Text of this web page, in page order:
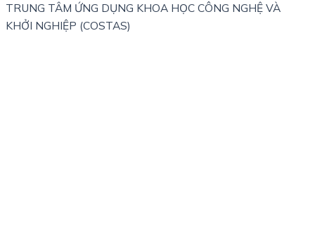
TRUNG TÂM ỨNG DỤNG KHOA HỌC CÔNG NGHỆ VÀ
KHỞI NGHIỆP (COSTAS)